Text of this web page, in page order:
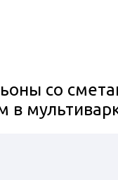
со
в